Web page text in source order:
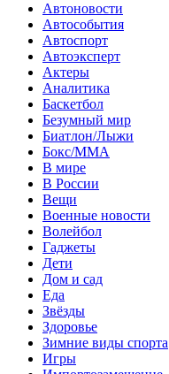
Автоновости
Автособытия
Автоспорт
Автоэксперт
Актеры
Аналитика
Баскетбол
Безумный мир
Биатлон/Лыжи
Бокс/MMA
В мире
В России
Вещи
Военные новости
Волейбол
Гаджеты
Дети
Дом и сад
Еда
Звёзды
Здоровье
Зимние виды спорта
Игры